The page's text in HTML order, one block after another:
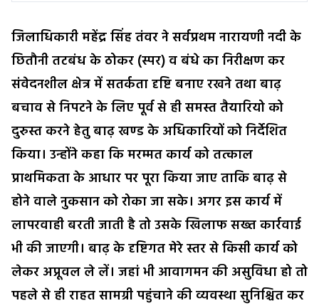
जिलाधिकारी महेंद्र सिंह तंवर ने सर्वप्रथम नारायणी नदी के
छितौनी तटबंध के ठोकर (स्पर) व बंधे का निरीक्षण कर
संवेदनशील क्षेत्र में सतर्कता दृष्टि बनाए रखने तथा बाढ़
बचाव से निपटने के लिए पूर्व से ही समस्त तैयारियो को
दुरुस्त करने हेतु बाढ़ खण्ड के अधिकारियों को निर्देशित
किया। उन्होंने कहा कि मरम्मत कार्य को तत्काल
प्राथमिकता के आधार पर पूरा किया जाए ताकि बाढ़ से
होने वाले नुकसान को रोका जा सके। अगर इस कार्य में
लापरवाही बरती जाती है तो उसके खिलाफ सख्त कार्रवाई
भी की जाएगी। बाढ़ के दृष्टिगत मेरे स्तर से किसी कार्य को
लेकर अप्रूवल ले लें। जहां भी आवागमन की असुविधा हो तो
पहले से ही राहत सामग्री पहुंचाने की व्यवस्था सुनिश्चित कर